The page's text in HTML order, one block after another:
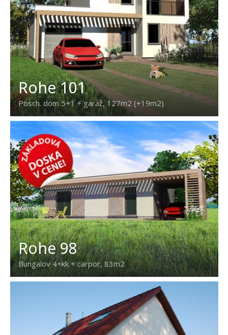
Rohe 101
Posch. dom 5+1 + garáž, 127m2 (+19m2)
Rohe 98
Bungalov 4+kk + carpor, 83m2